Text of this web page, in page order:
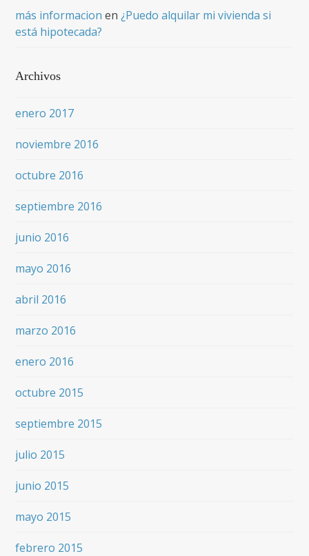
más informacion en¿Puedo alquilar mi vivienda si
está hipotecada?
Archivos
enero 2017
noviembre 2016
octubre 2016
septiembre 2016
junio 2016
mayo 2016
abril 2016
marzo 2016
enero 2016
octubre 2015
septiembre 2015
julio 2015
junio 2015
mayo 2015
febrero 2015